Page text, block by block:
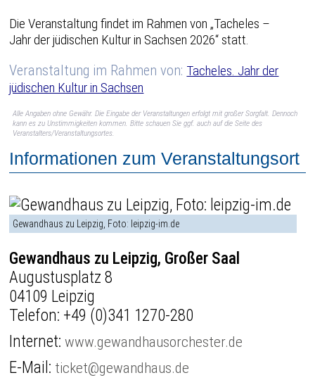
Die Veranstaltung findet im Rahmen von „Tacheles –
Jahr der jüdischen Kultur in Sachsen 2026“ statt.
Veranstaltung im Rahmen von: Tacheles. Jahr der
jüdischen Kultur in Sachsen
Alle Angaben ohne Gewähr. Die Eingabe der Veranstaltungen erfolgt mit großer Sorgfalt. Dennoch
kann es zu Unstimmigkeiten kommen. Bitte schauen Sie ggf. auch auf die Seite des
Veranstalters/Veranstaltungsortes.
Informationen zum Veranstaltungsort
Gewandhaus zu Leipzig, Foto: leipzig-im.de
Gewandhaus zu Leipzig, Großer Saal
Augustusplatz 8
04109 Leipzig
Telefon: +49 (0)341 1270-280
Internet:www.gewandhausorchester.de
E-Mail: ticket@gewandhaus.de